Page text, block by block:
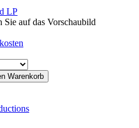
auf das Vorschaubild
Warenkorb